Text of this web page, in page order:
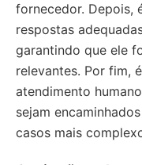
fornecedor. Depois,
respostas
garantindo que ele
relevantes. Por fim,
atendimento
sejam
casos mais